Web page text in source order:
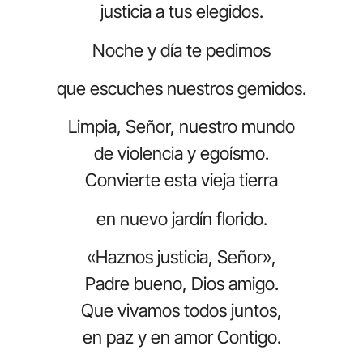
justicia a tus elegidos.
Noche y día te pedimos
que escuches nuestros gemidos.
Limpia, Señor, nuestro mundo
de violencia y egoísmo.
Convierte esta vieja tierra
en nuevo jardín florido.
«Haznos justicia, Señor»,
Padre bueno, Dios amigo.
Que vivamos todos juntos,
en paz y en amor Contigo.